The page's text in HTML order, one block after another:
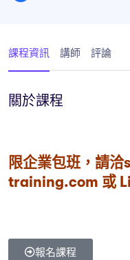
課程資訊 講師 評論
關於課程
限企業包班，請
training.com 或
報名課程